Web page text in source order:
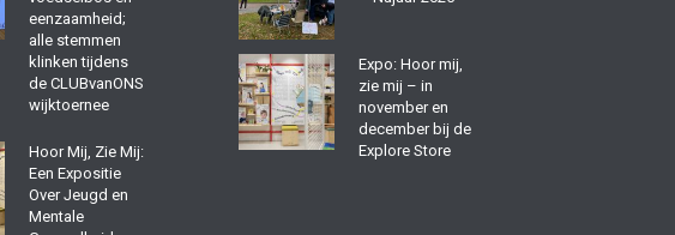
Bekijk thema Bekijk thema
eenzaamheid;
alle stemmen
klinken tijdens
de CLUBvanONS
wijktoernee
Hoor Mij, Zie Mij:
Een Expositie
Over Jeugd en
Mentale
Expo: Hoor mij,
zie mij – in
november en
december bij de
Explore Store